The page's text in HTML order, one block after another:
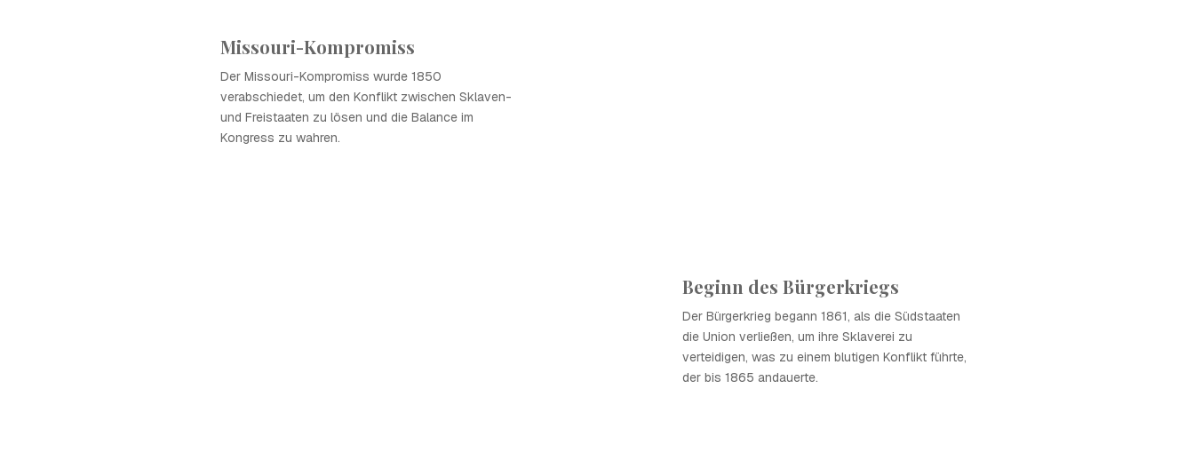
Missouri-Kompromiss
Der Missouri-Kompromiss wurde 1850
verabschiedet, um den Konflikt zwischen Sklaven-
und Freistaaten zu lösen und die Balance im
Kongress zu wahren.
Beginn des Bürgerkriegs
Der Bürgerkrieg begann 1861, als die Südstaaten
die Union verließen, um ihre Sklaverei zu
verteidigen, was zu einem blutigen Konflikt führte,
der bis 1865 andauerte.